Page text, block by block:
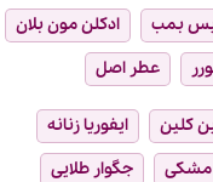
بمب
ادکلن مون بلان
عطر اصل
کلین
ایفوریا زنانه
مشکی
جگوار طلایی